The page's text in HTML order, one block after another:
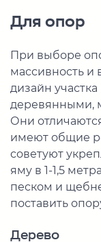
Для опор
При выборе
массивность и
дизайн
деревянными,
Они
имеют общие
советуют
яму в 1-1,5
песком и
поставить
Дерево